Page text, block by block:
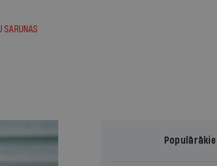
SARUNAS